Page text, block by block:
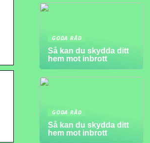
GODA RÅD
Så kan du skydda ditt
hem mot inbrott
GODA RÅD
Så kan du skydda ditt
hem mot inbrott